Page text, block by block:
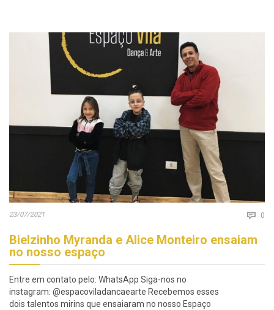
23/07/2021  0
Bielzinho Myranda e Alice Monteiro ensaiam
no nosso espaço
Entre em contato pelo: WhatsApp Siga-nos no
instagram: @espacoviladancaearte Recebemos esses
dois talentos mirins que ensaiaram no nosso Espaço